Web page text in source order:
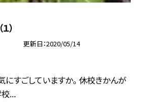
）
更新日 2020/05/14
にすごしていますか。 休校きかんが
校...